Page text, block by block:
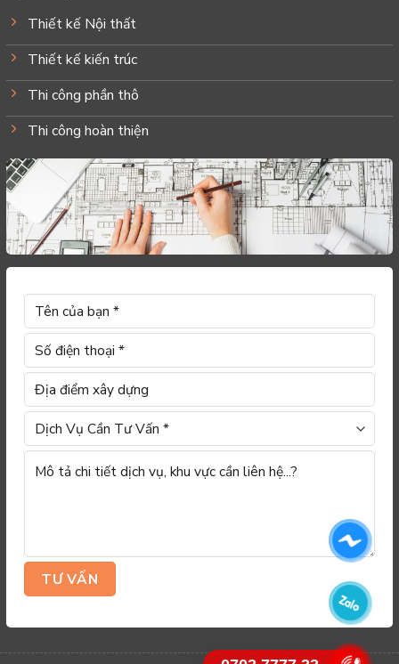
Thiết kế Nội thất
Thiết kế kiến trúc
Thi công phần thô
Thi công hoàn thiện